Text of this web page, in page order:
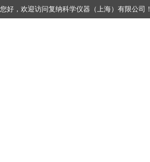
您好，欢迎访问复纳科学仪器（上海）有限公司！